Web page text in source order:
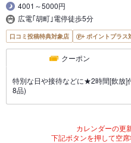
4001～5000円
広電｢胡町｣電停徒歩5分
口コミ投稿特典対象店 ポイントプラス
クーポン
特別な日や接待などに★2時間[飲放
8品)
カレンダーの更
下記ボタンを押して空席